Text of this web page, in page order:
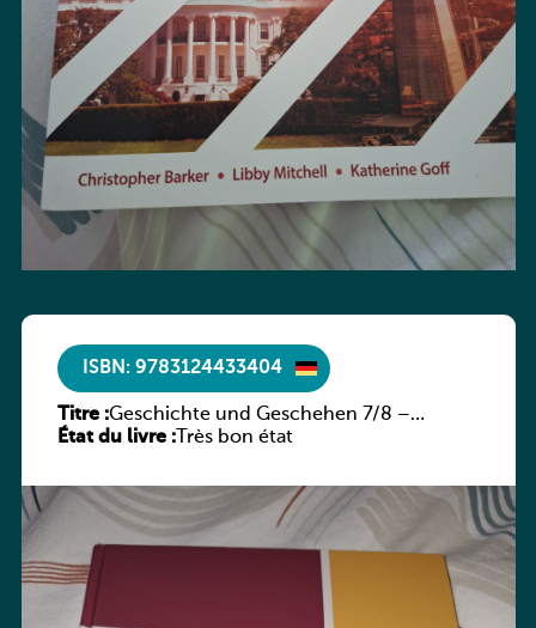
ISBN: 9783124433404
Titre :Geschichte und Geschehen 7/8 –
Rheinland-Pfalz
État du livre :Très bon état